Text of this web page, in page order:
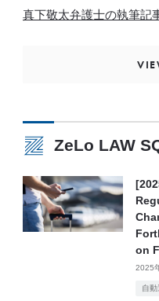
真下敬太弁護士の執筆記
ZeLo LAW
on
2025
自